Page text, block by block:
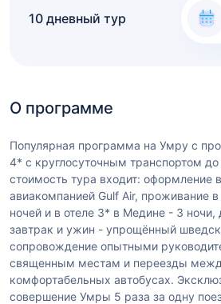
10 дневный тур
О программе
Популярная программа на Умру с
4* с круглосуточным транспортом
стоимость тура входит: оформление
авиакомпанией Gulf Air, проживание
ночей и в отеле 3* в Медине - 3 ночи,
завтрак и ужин - упрощённый
сопровождение опытными
священным местам и переезды
комфортабельных автобусах.
совершение Умры 5 раза за одну